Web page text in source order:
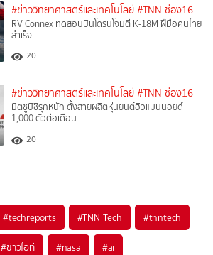
#ข่าววิทยาศาสตร์และเทคโนโลยี #TNN ช่อง16
RV Connex ทดสอบบินโดรนโจมตี K-18M ฝีมือคนไทย
สำเร็จ
20
#ข่าววิทยาศาสตร์และเทคโนโลยี #TNN ช่อง16
มิตซูบิชิรุกหนัก ตั้งสายผลิตหุ่นยนต์ฮิวแมนนอยด์
1,000 ตัวต่อเดือน
20
#techreports #TNN Tech #tnntech
#ข่าวไอที #nasa #ai